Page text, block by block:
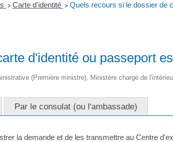
> Carte d'identité > Quels recours si le dossier de
d'identité ou passeport
(Première ministre), Ministère chargé de
Par le consulat (ou l'ambassade)
la demande et de les transmettre au Centre